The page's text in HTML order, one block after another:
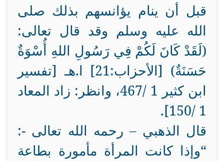
قبل أن ينام يؤانسهم بذلك صلى
الله عليه وسلم وقد قال تعالى:
(لَقَدْ كَانَ لَكُمْ فِي رَسُولِ اللهِ أُسْوَةٌ
حَسَنَةٌ) [الأحزاب:21] ا.هـ [تفسير
ابن كثير 1 /467، وانظر: زاد المعاد
1 /150].
قال الذهبي – رحمه الله تعالى -:
“وإذا كانت المرأة مأمورة بطاعة